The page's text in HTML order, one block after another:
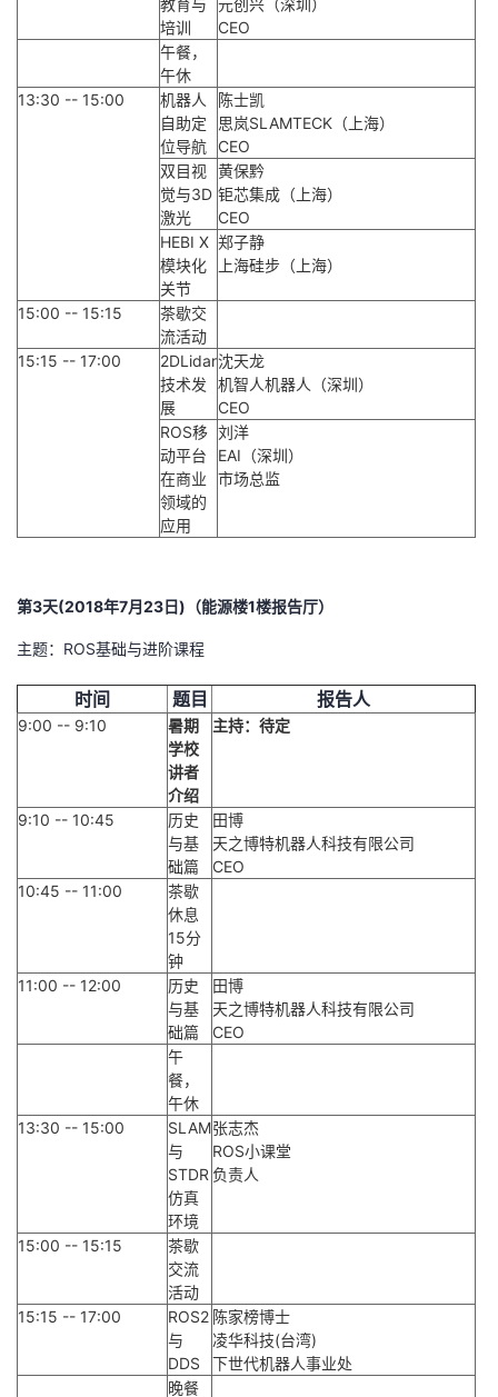
培训
CEO
午餐，
午休
13:30 -- 15:00
机器人
自助定
位导航
陈士凯
思岚SLAMTECK（上海）
CEO
双目视
觉与3D
激光
黄保黔
钜芯集成（上海）
CEO
HEBI X
模块化
关节
郑子静
上海硅步（上海）
15:00 -- 15:15
茶歇交
流活动
15:15 -- 17:00
2DLidar
技术发
展
沈天龙
机智人机器人（深圳）
CEO
ROS移
动平台
在商业
领域的
应用
刘洋
EAI（深圳）
市场总监
第3天(2018年7月23日)（能源楼1楼报告厅）
主题：ROS基础与进阶课程
时间 题目 报告人
9:00 -- 9:10
暑期
学校
讲者
介绍
主持：待定
9:10 -- 10:45
历史
与基
础篇
田博
天之博特机器人科技有限公司
CEO
10:45 -- 11:00
茶歇
休息
15分
钟
11:00 -- 12:00
历史
与基
础篇
田博
天之博特机器人科技有限公司
CEO
午
餐，
午休
13:30 -- 15:00
SLAM
与
STDR
仿真
环境
张志杰
ROS小课堂
负责人
15:00 -- 15:15
茶歇
交流
活动
15:15 -- 17:00
ROS2
与
DDS
陈家榜博士
凌华科技(台湾)
下世代机器人事业处
晚餐